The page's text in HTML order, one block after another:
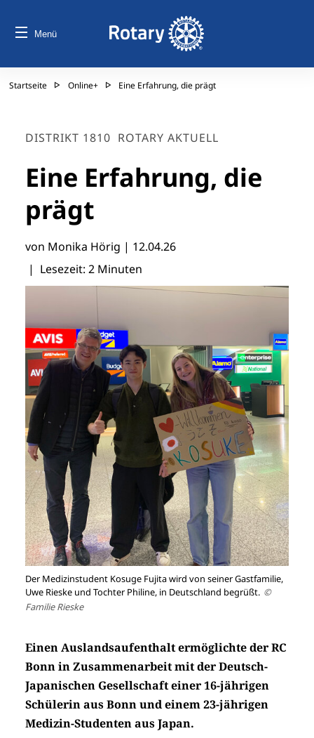
Menü
Startseite Online+ Eine Erfahrung, die prägt
DISTRIKT 1810 ROTARY AKTUELL
Eine Erfahrung, die
prägt
von Monika Hörig | 12.04.26
| Lesezeit: 2 Minuten
Der Medizinstudent Kosuge Fujita wird von seiner Gastfamilie,
Uwe Rieske und Tochter Philine, in Deutschland begrüßt. ©
Familie Rieske
Einen Auslandsaufenthalt ermöglichte der RC
Bonn in Zusammenarbeit mit der Deutsch-
Japanischen Gesellschaft einer 16-jährigen
Schülerin aus Bonn und einem 23-jährigen
Medizin-Studenten aus Japan.